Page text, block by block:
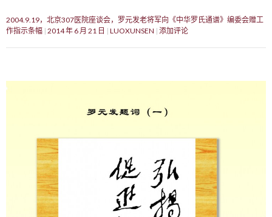
2004.9.19，北京307医院座谈会，罗元发老将军向《中华罗氏通谱》编委会赠工
作指示条幅 2014 年 6 月 21 日 LUOXUNSEN 添加评论